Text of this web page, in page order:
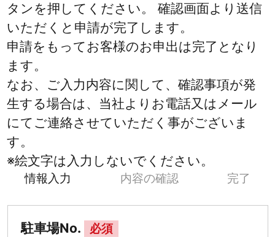
タンを押してください。 確認画面より送信
いただくと申請が完了します。
申請をもってお客様のお申出は完了となり
ます。
なお、ご入力内容に関して、確認事項が発
生する場合は、当社よりお電話又はメール
にてご連絡させていただく事がございま
す。
※絵文字は入力しないでください。
情報入力 内容の確認 完了
駐車場No. 必須